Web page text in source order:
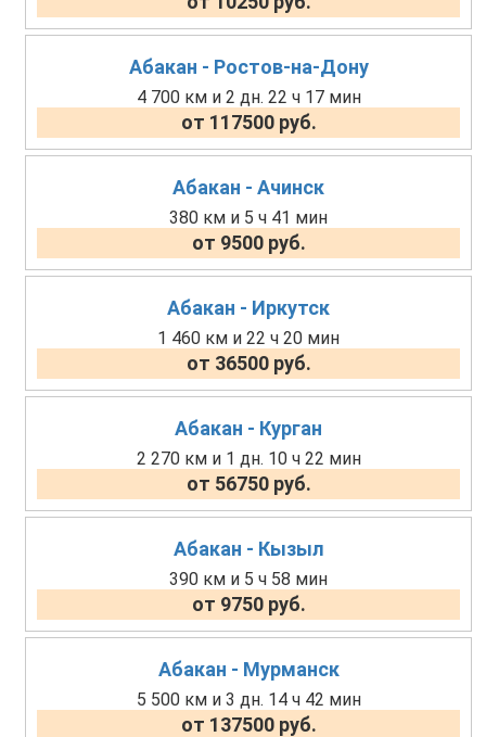
Абакан - Ростов-на-Дону
4 700 км и 2 дн. 22 ч 17 мин
от 117500 руб.
Абакан - Ачинск
380 км и 5 ч 41 мин
от 9500 руб.
Абакан - Иркутск
1 460 км и 22 ч 20 мин
от 36500 руб.
Абакан - Курган
2 270 км и 1 дн. 10 ч 22 мин
от 56750 руб.
Абакан - Кызыл
390 км и 5 ч 58 мин
от 9750 руб.
Абакан - Мурманск
5 500 км и 3 дн. 14 ч 42 мин
от 137500 руб.